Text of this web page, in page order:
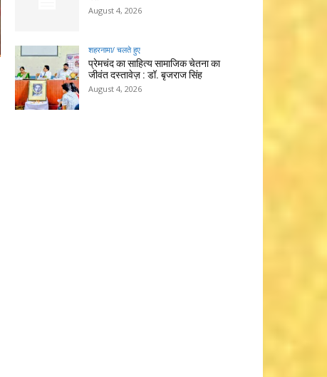
August 4, 2026
शहरनामा/ चलते हुए
प्रेमचंद का साहित्य सामाजिक चेतना का
जीवंत दस्तावेज़ : डॉ. बृजराज सिंह
August 4, 2026